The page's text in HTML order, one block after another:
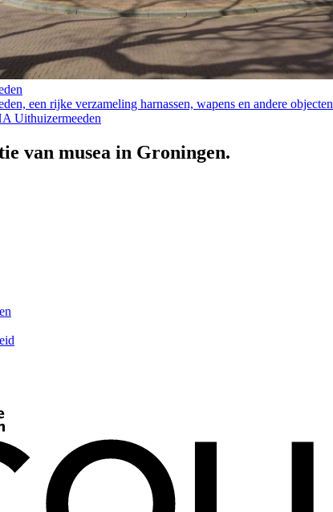
een rijke verzameling harnassen, wapens en andere objecten
Uithuizermeeden
van musea in Groningen.